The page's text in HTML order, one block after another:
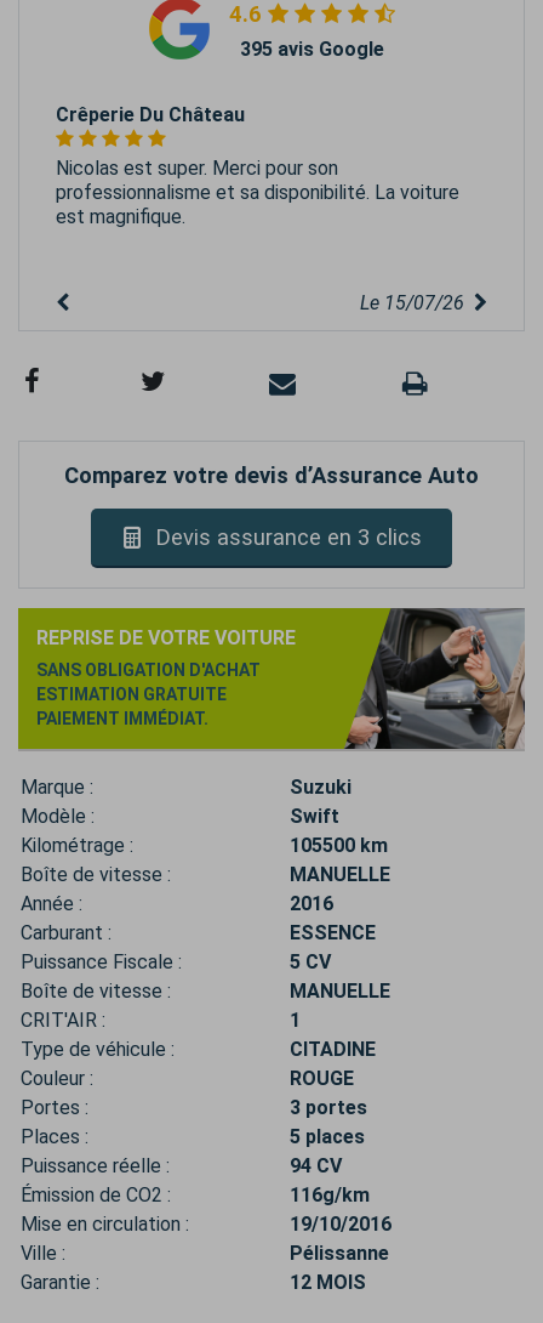
4.6
395 avis Google
Crêperie Du Château
Nicolas est super. Merci pour son
professionnalisme et sa disponibilité. La voiture
est magnifique.
Le 15/07/26
Comparez votre devis d’Assurance Auto
Devis assurance en 3 clics
REPRISE DE VOTRE VOITURE
SANS OBLIGATION D'ACHAT
ESTIMATION GRATUITE
PAIEMENT IMMÉDIAT.
Marque :
Suzuki
Modèle :
Swift
Kilométrage :
105500 km
Boîte de vitesse :
MANUELLE
Année :
2016
Carburant :
ESSENCE
Puissance Fiscale :
5 CV
Boîte de vitesse :
MANUELLE
CRIT'AIR :
1
Type de véhicule :
CITADINE
Couleur :
ROUGE
Portes :
3 portes
Places :
5 places
Puissance réelle :
94 CV
Émission de CO2 :
116g/km
Mise en circulation :
19/10/2016
Ville :
Pélissanne
Garantie :
12 MOIS